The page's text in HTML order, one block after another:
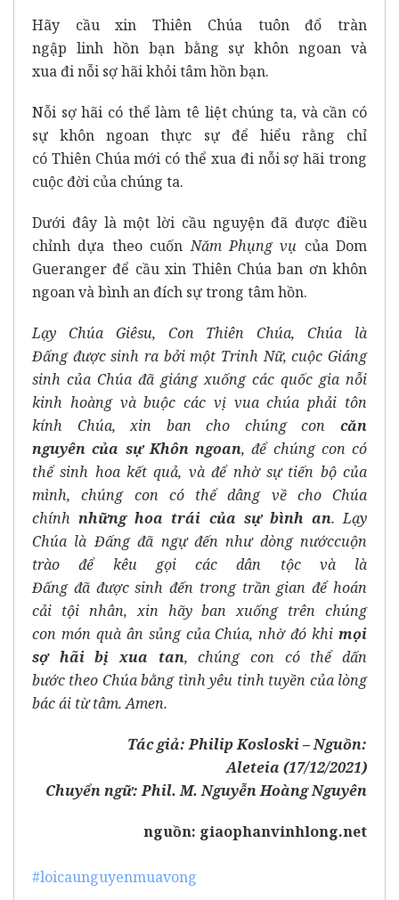
Hãy cầu xinThiên Chúa tuôn đổtràn
ngập linhhồn bạn bằng sự khôn ngoan và
xua đinỗi sợ hãi khỏitâm hồnbạn.
Nỗi sợ hãi có thể làm tê liệt chúng ta, và cần có
sự khôn ngoan thực sự để hiểu rằng chỉ
có Thiên Chúa mới có thể xua đinỗi sợ hãi trong
cuộc đời của chúng ta.
Dưới đây là một lời cầu nguyện đã được điều
chỉnh dựa theo cuốnNăm Phụng vụ của Dom
Gueranger để cầu xin Thiên Chúa ban ơnkhôn
ngoan và bình an đích sự trong tâm hồn.
Lạy Chúa Giêsu, Con Thiên Chúa,Chúa là
Đấng được sinh ra bởi một Trinh Nữ,cuộc Giáng
sinh của Chúa đã giáng xuốngcác quốc gia nỗi
kinh hoàng và buộc các vị vuachúaphải tôn
kính Chúa,xin ban cho chúngconcăn
nguyên của sựKhôn ngoan, để chúng con có
thể sinh hoa kết quả, vàđể nhờ sự tiến bộ của
mình, chúng con có thể dâng vềcho Chúa
chínhnhững hoa trái của sự bình an. Lạy
Chúa là Đấngđã ngự đến như dòng nướccuộn
trào để kêu gọi các dân tộc và là
Đấng đãđượcsinhđến trong trần gian để hoán
cải tội nhân,xin hãy ban xuống trên chúng
con món quà ân sủng củaChúa, nhờ đókhimọi
sợ hãibị xua tan, chúngcon có thểdấn
bước theo Chúa bằng tình yêu tinh tuyền của lòng
bác ái từ tâm. Amen.
Tác giả: Philip Kosloski – Nguồn:
Aleteia (17/12/2021)
Chuyển ngữ: Phil. M. Nguyễn Hoàng Nguyên
nguồn: giaophanvinhlong.net
#loicaunguyenmuavong